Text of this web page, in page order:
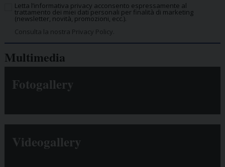
Letta l’informativa privacy acconsento espressamente al
trattamento dei miei dati personali per finalità di marketing
(newsletter, novità, promozioni, ecc.).
Consulta la nostra Privacy Policy.
Multimedia
Fotogallery
Videogallery